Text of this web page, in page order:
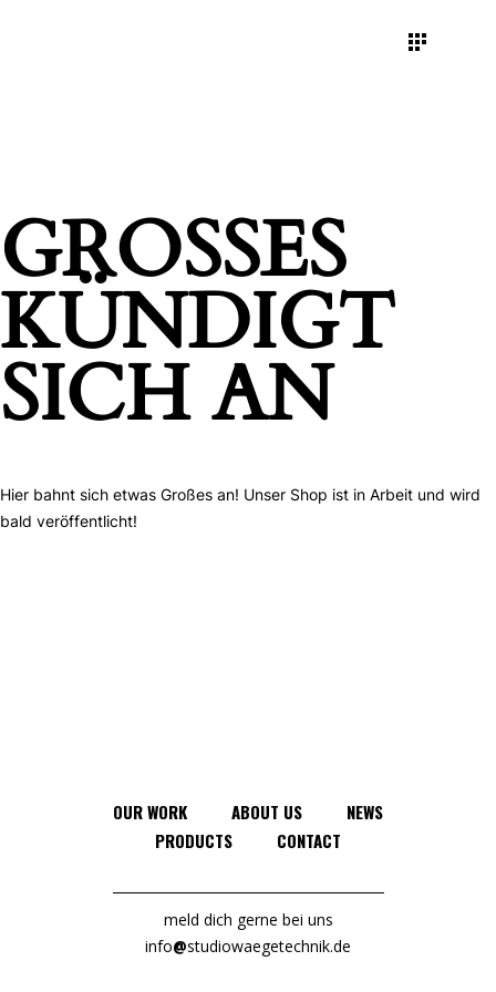
GROSSES K
ÜNDIGT S
ICH AN
Hier bahnt sich etwas Großes an! Unser Shop ist in Arbeit und wird
bald veröffentlicht!
OUR WORK ABOUT US
NEWS
PRODUCTS
CONTACT
meld dich gerne bei uns
info@studiowaegetechnik.de